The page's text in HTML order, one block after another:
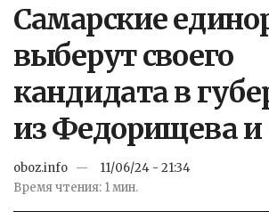
Самарские
выберут своего
кандидата в
из Федорищева и
oboz.info
11/06/24 - 21:34
Время чтения: 1 мин.